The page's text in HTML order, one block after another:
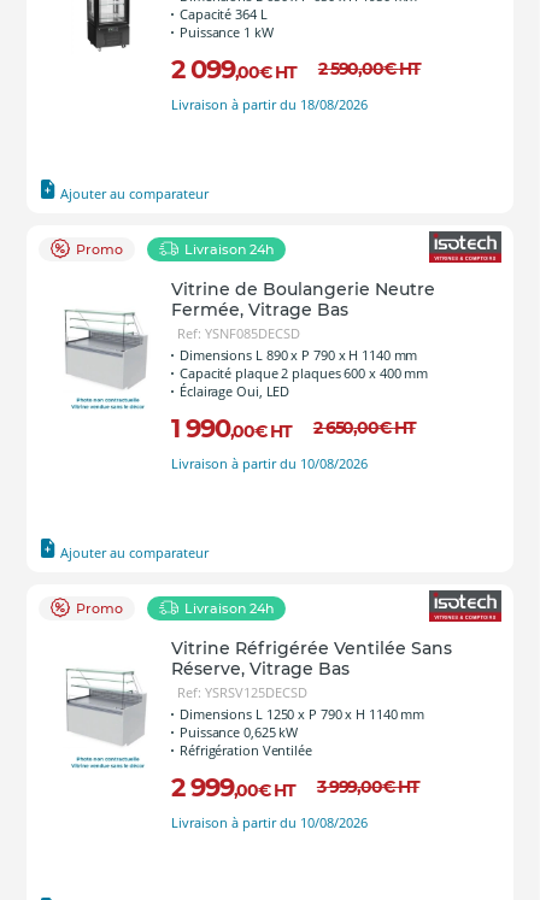
Capacité 364 L
Puissance 1 kW
2 099,00€ HT 2 590,00€HT
Livraison à partir du 18/08/2026
Ajouter au comparateur
Promo Livraison 24h
Vitrine de Boulangerie Neutre
Fermée, Vitrage Bas
Ref: YSNF085DECSD
Dimensions L 890 x P 790 x H 1140 mm
Capacité plaque 2 plaques 600 x 400 mm
Éclairage Oui, LED
1 990,00€ HT 2 650,00€HT
Livraison à partir du 10/08/2026
Ajouter au comparateur
Promo Livraison 24h
Vitrine Réfrigérée Ventilée Sans
Réserve, Vitrage Bas
Ref: YSRSV125DECSD
Dimensions L 1250 x P 790 x H 1140 mm
Puissance 0,625 kW
Réfrigération Ventilée
2 999,00€ HT 3 999,00€HT
Livraison à partir du 10/08/2026